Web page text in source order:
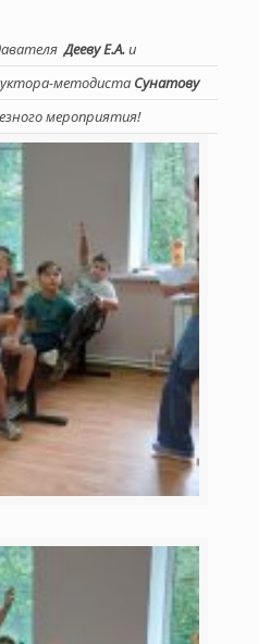
Дееву Е.А.и
методиста Сунатову
мероприятия!